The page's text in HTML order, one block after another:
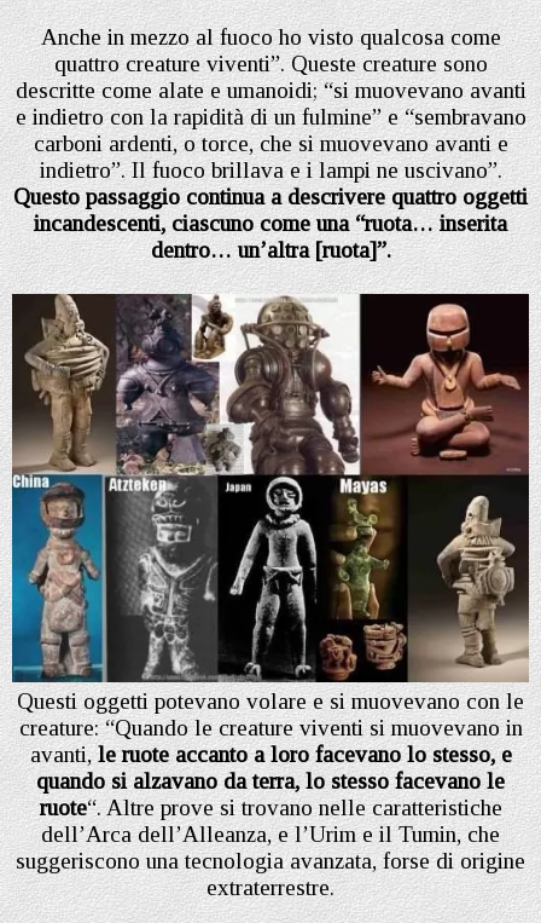
Anche in mezzo al fuoco ho visto qualcosa come
quattro creature viventi”. Queste creature sono
descritte come alate e umanoidi; “si muovevano avanti
e indietro con la rapidità di un fulmine” e “sembravano
carboni ardenti, o torce, che si muovevano avanti e
indietro”. Il fuoco brillava e i lampi ne uscivano”.
Questo passaggio continua a descrivere quattro oggetti
incandescenti, ciascuno come una “ruota… inserita
dentro… un’altra [ruota]”.
Questi oggetti potevano volare e si muovevano con le
creature: “Quando le creature viventi si muovevano in
avanti,le ruote accanto a loro facevano lo stesso, e
quando si alzavano da terra, lo stesso facevano le
ruote“. Altre prove si trovano nelle caratteristiche
dell’Arca dell’Alleanza, e l’Urim e il Tumin, che
suggeriscono una tecnologia avanzata, forse di origine
extraterrestre.